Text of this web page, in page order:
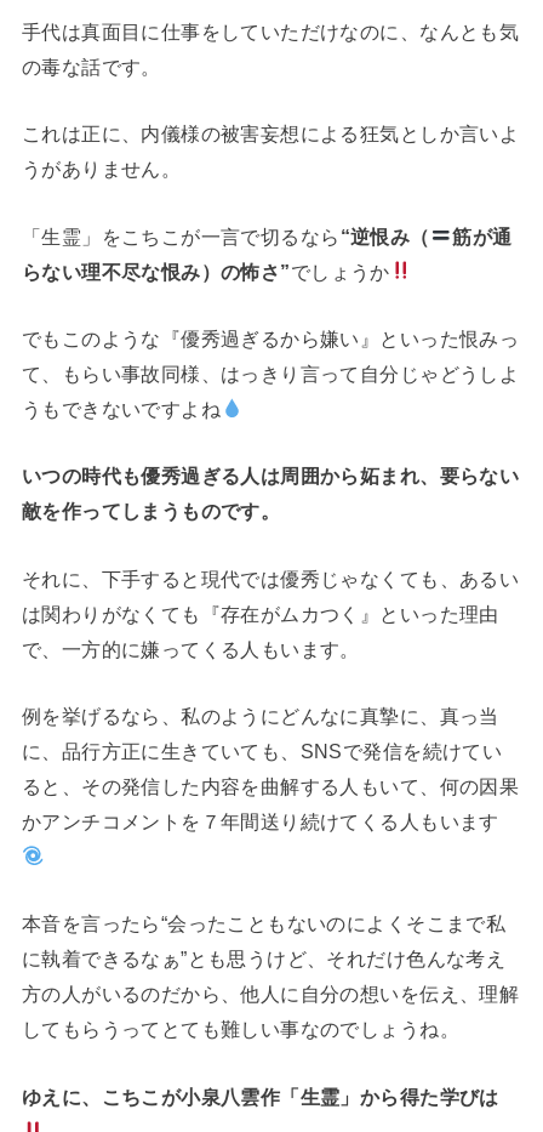
手代は真面目に仕事をしていただけなのに、なんとも気
の毒な話です。
これは正に、内儀様の被害妄想による狂気としか言いよ
うがありません。
「生霊」をこちこが一言で切るなら “逆恨み（
筋が通
らない理不尽な恨み）の怖さ”でしょうか
でもこのような『優秀過ぎるから嫌い』といった恨みっ
て、もらい事故同様、はっきり言って自分じゃどうしよ
うもできないですよね
いつの時代も優秀過ぎる人は周囲から妬まれ、要らない
敵を作ってしまうものです。
それに、下手すると現代では優秀じゃなくても、あるい
は関わりがなくても『存在がムカつく』といった理由
で、一方的に嫌ってくる人もいます。
例を挙げるなら、私のようにどんなに真摯に、真っ当
に、品行方正に生きていても、SNSで発信を続けてい
ると、その発信した内容を曲解する人もいて、何の因果
かアンチコメントを７年間送り続けてくる人もいます
本音を言ったら“会ったこともないのによくそこまで私
に執着できるなぁ”とも思うけど、それだけ色んな考え
方の人がいるのだから、他人に自分の想いを伝え、理解
してもらうってとても難しい事なのでしょうね。
ゆえに、こちこが小泉八雲作「生霊」から得た学びは